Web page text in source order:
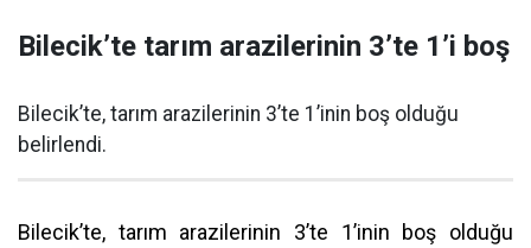
Bilecik’te tarım arazilerinin 3’te 1’i boş
Bilecik’te, tarım arazilerinin 3’te 1’inin boş olduğu
belirlendi.
Bilecik’te, tarım arazilerinin 3’te 1’inin boş olduğu